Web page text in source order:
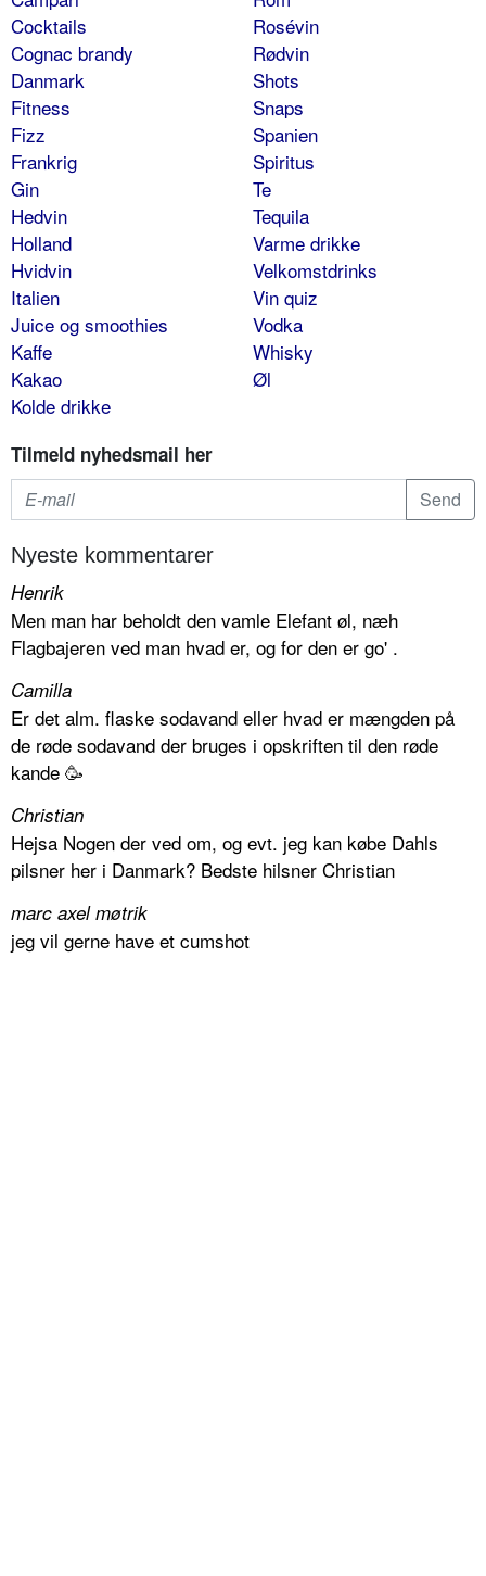
Cocktails
Cognac brandy
Danmark
Fitness
Fizz
Frankrig
Gin
Hedvin
Holland
Hvidvin
Italien
Juice og smoothies
Kaffe
Kakao
Kolde drikke
Rosévin
Rødvin
Shots
Snaps
Spanien
Spiritus
Te
Tequila
Varme drikke
Velkomstdrinks
Vin quiz
Vodka
Whisky
Øl
Tilmeld nyhedsmail her
Nyeste kommentarer
Henrik
Men man har beholdt den vamle Elefant øl, næh
Flagbajeren ved man hvad er, og for den er go' .
Camilla
Er det alm. flaske sodavand eller hvad er mængden på
de røde sodavand der bruges i opskriften til den røde
kande 🥳
Christian
Hejsa Nogen der ved om, og evt. jeg kan købe Dahls
pilsner her i Danmark? Bedste hilsner Christian
marc axel møtrik
jeg vil gerne have et cumshot